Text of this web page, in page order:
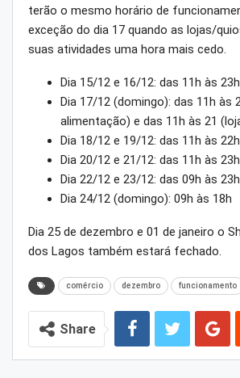
terão o mesmo horário de
exceção do dia 17 quando as lojas/
suas atividades uma hora mais cedo.
Dia 15/12 e 16/12: das 11h às 23h
Dia 17/12 (domingo): das 11h às
alimentação) e das 11h às 21
Dia 18/12 e 19/12: das 11h às 22h
Dia 20/12 e 21/12: das 11h às 23h
Dia 22/12 e 23/12: das 09h às 23h
Dia 24/12 (domingo): 09h às 18h
Dia 25 de dezembro e 01 de janeiro o
dos Lagos também estará fechado.
comércio dezembro funcionamento
Share